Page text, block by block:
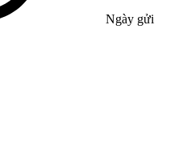
Ngày gửi